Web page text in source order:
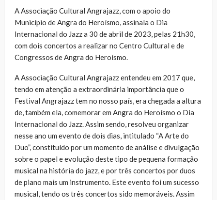
A Associação Cultural Angrajazz, com o apoio do
Município de Angra do Heroísmo, assinala o Dia
Internacional do Jazz a 30 de abril de 2023, pelas 21h30,
com dois concertos a realizar no Centro Cultural e de
Congressos de Angra do Heroísmo.
A Associação Cultural Angrajazz entendeu em 2017 que,
tendo em atenção a extraordinária importância que o
Festival Angrajazz tem no nosso país, era chegada a altura
de, também ela, comemorar em Angra do Heroísmo o Dia
Internacional do Jazz. Assim sendo, resolveu organizar
nesse ano um evento de dois dias, intitulado “A Arte do
Duo”, constituído por um momento de análise e divulgação
sobre o papel e evolução deste tipo de pequena formação
musical na história do jazz, e por três concertos por duos
de piano mais um instrumento. Este evento foi um sucesso
musical, tendo os três concertos sido memoráveis. Assim